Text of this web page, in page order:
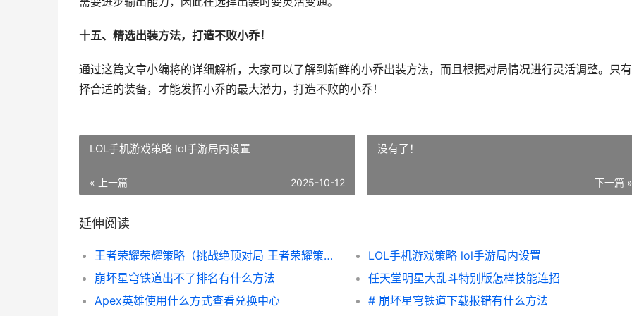
十五、精选出装方法，打造不败小乔！
通过这篇文章小编将的详细解析，大家可以了解到新鲜的小乔出装方法，而且根据对局情况进行灵活调整。只
择合适的装备，才能发挥小乔的最大潜力，打造不败的小乔！
LOL手机游戏策略 lol手游局内设置
« 上一篇 2025-10-12
没有了！
下一篇 »
延伸阅读
王者荣耀荣耀策略（挑战绝顶对局 王者荣耀策芳图片
LOL手机游戏策略 lol手游局内设置
崩坏星穹铁道出不了排名有什么方法
任天堂明星大乱斗特别版怎样技能连招
Apex英雄使用什么方式查看兑换中心
# 崩坏星穹铁道下载报错有什么方法